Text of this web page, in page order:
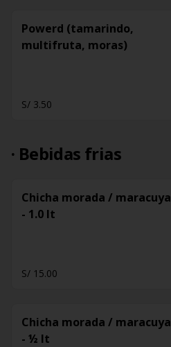
Powerd (tamarindo,
multifruta, moras)
S/ 3.50
· Bebidas frias
Chicha morada / maracuya
- 1.0 lt
S/ 15.00
Chicha morada / maracuya
- ½ lt